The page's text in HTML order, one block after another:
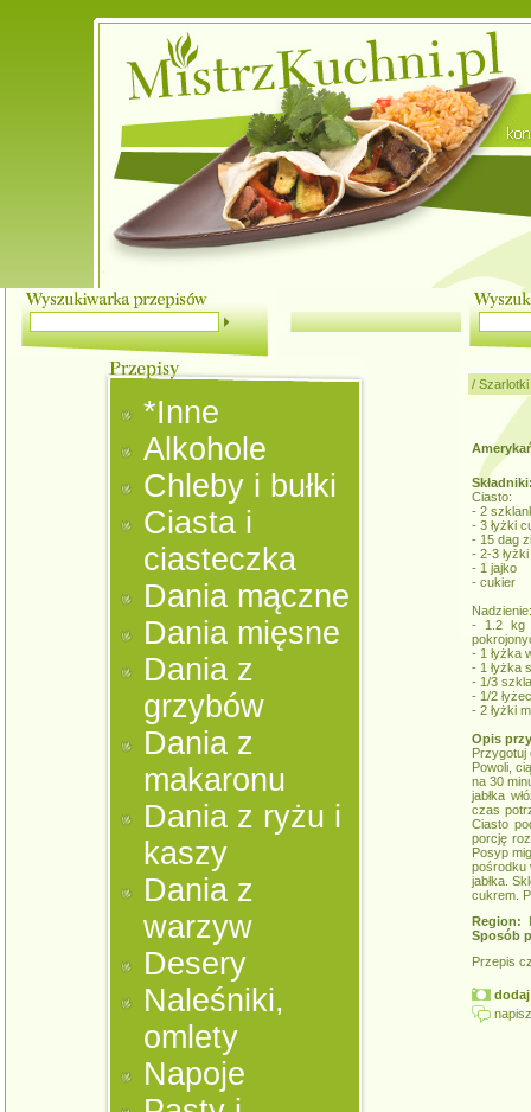
*Inne
Alkohole
Chleby i bułki
Ciasta i
ciasteczka
Dania mączne
Dania mięsne
Dania z
grzybów
Dania z
makaronu
Dania z ryżu i
kaszy
Dania z
warzyw
Desery
Naleśniki,
omlety
Napoje
/ Szarlotki
Ciasto:
- 2
- 3 łyżki
- 15 dag
- 2-3
- 1 jajko
- cukier
Nadzienie:
- 1.2 kg
- 1 łyżka
- 1 łyżka
- 1/3
- 1/2
- 2 łyżki
Opis
Przygotuj
Powoli,
na 30
jabłka
czas
Ciasto
porcję
Posyp
pośrodku
jabłka.
cukrem.
Region:
Sposób
Przepis